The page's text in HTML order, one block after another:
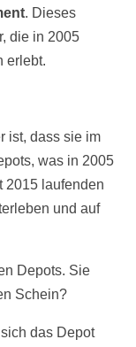
. Dieses
die in 2005
erlebt.
ist, dass sie im
was in 2005
2015 laufenden
und auf
Depots. Sie
Schein?
das Depot